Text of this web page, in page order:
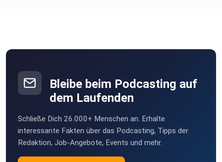
Bleibe beim Podcasting auf
dem Laufenden
Schließe Dich 26.000+ Menschen an. Erhalte
interessante Fakten über das Podcasting, Tipps der
Redaktion, Job-Angebote, Events und mehr.